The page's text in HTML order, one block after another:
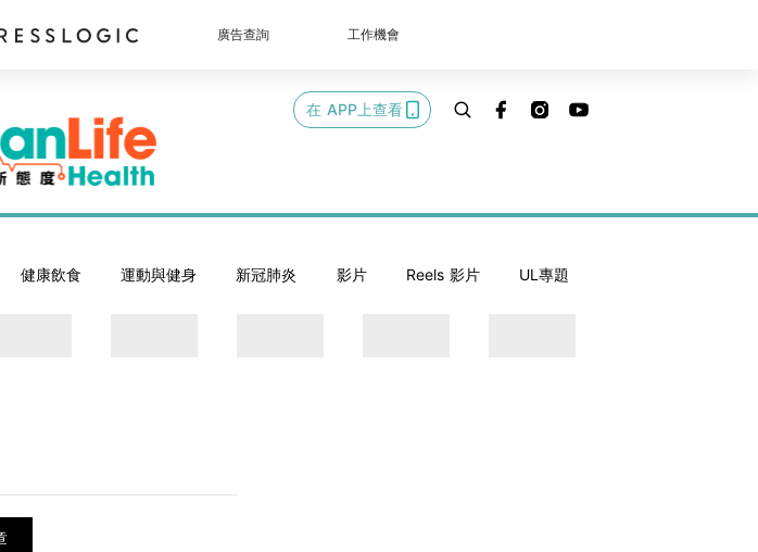
廣告查詢 工作機會
在 APP上查看
健康飲食 運動與健身 新冠肺炎 影片 Reels 影片 UL專題